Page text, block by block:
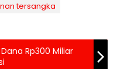
tersangka
Rp300 Miliar